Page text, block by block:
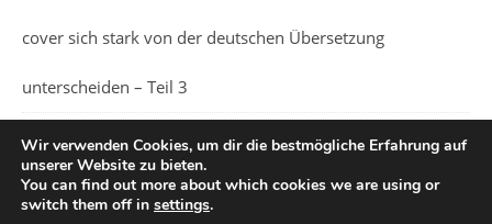
cover sich stark von der deutschen Übersetzung
unterscheiden – Teil 3
Wir verwenden Cookies, um dir die bestmögliche Erfahrung auf
unserer Website zu bieten.
You can find out more about which cookies we are using or
switch them off in settings.